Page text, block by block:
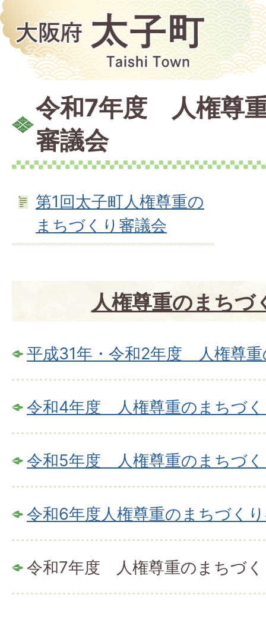
令和7年度 人権尊
審議会
第1回太子町人権尊重の
まちづくり審議会
人権尊重のまちづ
平成31年・令和2年度 人権尊
令和4年度 人権尊重のまちづ
令和5年度 人権尊重のまちづ
令和6年度人権尊重のまちづく
令和7年度 人権尊重のまちづく